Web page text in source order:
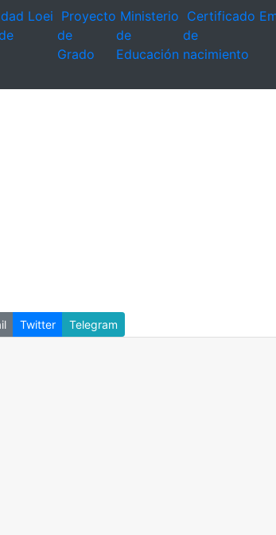
Loei Proyecto
de
Grado
Ministerio
de
Educación
Certificado
de
nacimiento
Twitter Telegram